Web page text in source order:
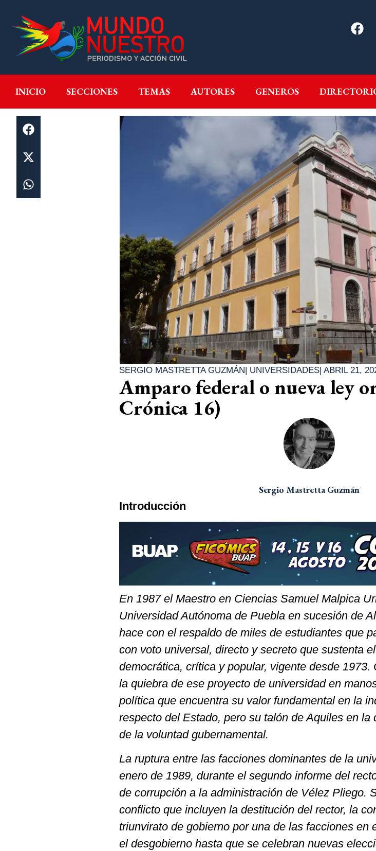
INICIO SECCIONES TEMAS AUTORES GENEROS
INICIO SECCIONES GENEROS
SERGIO MASTRETTA GUZMÁN| UNIVERSIDADES| ABRIL 21,
Amparo federal o nueva ley
Crónica 16)
Sergio Mastretta Guzmán
Introducción
En 1987 el Maestro en Ciencias Samuel Malpica
Universidad Autónoma de Puebla en sucesión de
hace con el respaldo de miles de estudiantes que
con voto universal, directo y secreto que sustenta
democrática, crítica y popular, vigente desde 1973.
la quiebra de ese proyecto de universidad en
política que encuentra su valor fundamental en la
respecto del Estado, pero su talón de Aquiles en la
de la voluntad gubernamental.
La ruptura entre las facciones dominantes de la
enero de 1989, durante el segundo informe del
de corrupción a la administración de Vélez Pliego.
conflicto que incluyen la destitución del rector, la
triunvirato de gobierno por una de las facciones en
el desgobierno hasta que se celebran nuevas